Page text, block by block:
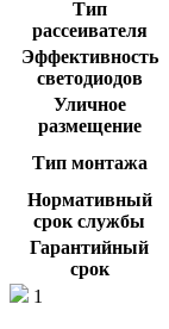
Тип
рассеивателя
Эффективность
светодиодов
Уличное
размещение
Тип монтажа
Нормативный
срок службы
Гарантийный
срок
1